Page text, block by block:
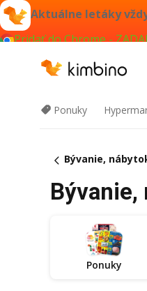
Aktuálne letáky
Pridať do Chrome -
Ponuky
Bývanie,
Ponuky